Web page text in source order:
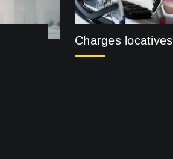
Charges locatives